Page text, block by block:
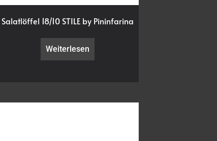
Salatlöffel 18/10 STILE by Pininfarina
Weiterlesen